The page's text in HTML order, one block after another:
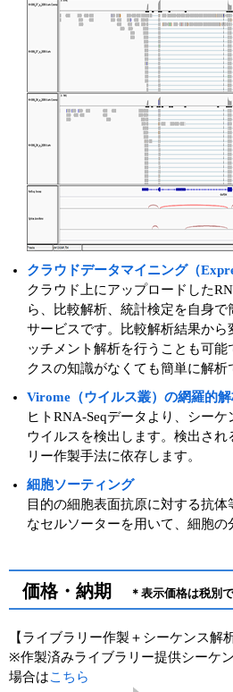
クラウドデータマイニング（
クラウド上にアップロードした
ら、比較解析、統計検定を自身
サービスです。比較解析結果から
ッチメント解析を行うことも可能
クスの知識がなくても簡単に解析
Virome（ウイルス叢）の網羅的
ヒトRNA-Seqデータより、シー
ウイルスを検出します。検出され
リー作製手法に依存します。
細胞ソーティング
目的の細胞表面抗原に対する抗
なセルソーターを用いて、細胞の
価格・納期 ＊表示価格は税別
【ライブラリー作製＋シーケンス解
※作製済みライブラリー提供シーケ
場合はこちら